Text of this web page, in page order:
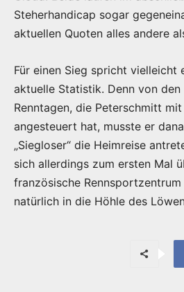
Steherhandicap sogar
aktuellen Quoten alles andere
Für einen Sieg spricht vielleicht
aktuelle Statistik. Denn von
Renntagen, die Peterschmitt
angesteuert hat, musste er
„Siegloser“ die Heimreise
sich allerdings zum ersten Mal
französische
natürlich in die Höhle des